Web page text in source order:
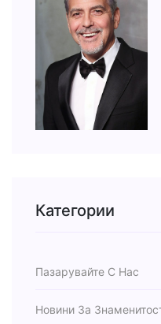
Категории
Пазарувайте С Нас
Новини За